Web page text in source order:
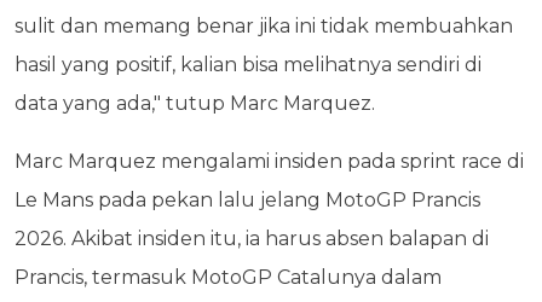
sulit dan memang benar jika ini tidak membuahkan
hasil yang positif, kalian bisa melihatnya sendiri di
data yang ada," tutup Marc Marquez.
Marc Marquez mengalami insiden pada sprint race di
Le Mans pada pekan lalu jelang MotoGP Prancis
2026. Akibat insiden itu, ia harus absen balapan di
Prancis, termasuk MotoGP Catalunya dalam